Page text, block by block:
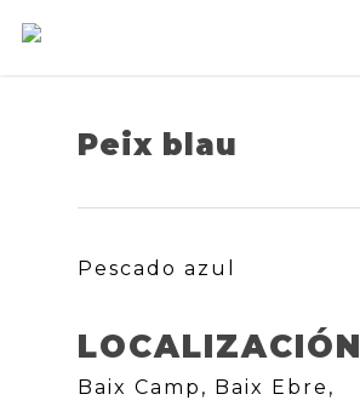
Peix blau
Pescado azul
LOCALIZACIÓN
Baix Camp, Baix Ebre,